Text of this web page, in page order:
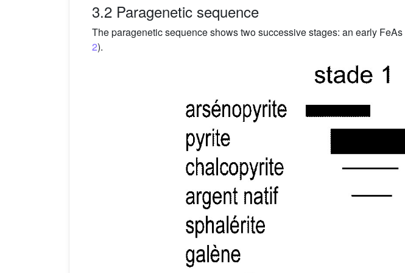
3.2 Paragenetic sequence
The paragenetic sequence shows two successive stages: an early
2).